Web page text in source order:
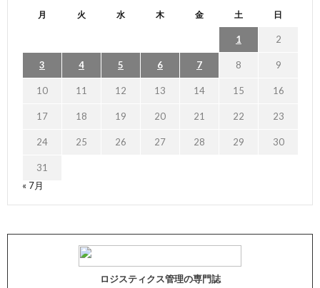
月 火 水 木 金 土 日
1 2
3 4 5 6 7 8 9
10 11 12 13 14 15 16
17 18 19 20 21 22 23
24 25 26 27 28 29 30
31
« 7月
ロジスティクス管理の専門誌